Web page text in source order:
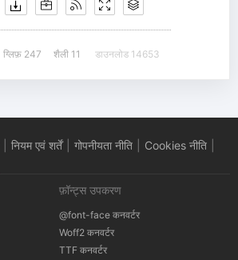
ग्लिफ़ 247 शैली 11 डाउनलोड 14653
नियम एवं शर्तें गोपनीयता नीति Cookies नीति
फ़ॉन्ट्स उपकरण
@font-face कनवर्टर
Woff2 कनवर्टर
TTF कनवर्टर